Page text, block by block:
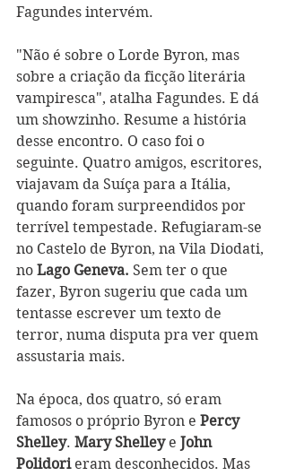
Fagundes intervém.
"Não é sobre o Lorde Byron, mas
sobre a criação da ficção literária
vampiresca", atalha Fagundes. E dá
um showzinho. Resume a história
desse encontro. O caso foi o
seguinte. Quatro amigos, escritores,
viajavam da Suíça para a Itália,
quando foram surpreendidos por
terrível tempestade. Refugiaram-se
no Castelo de Byron, na Vila Diodati,
no Lago Geneva. Sem ter o que
fazer, Byron sugeriu que cada um
tentasse escrever um texto de
terror, numa disputa pra ver quem
assustaria mais.
Na época, dos quatro, só eram
famosos o próprio Byron e Percy
Shelley. Mary Shelley e John
Polidori eram desconhecidos. Mas